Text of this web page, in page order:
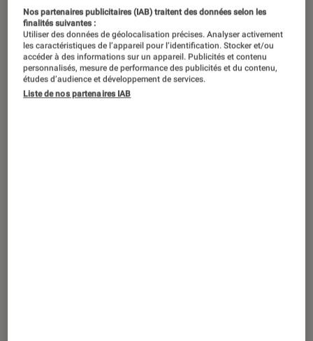
Doctor Strangeensorcelle le box-office
et réalise le meilleur démarrage de
l’année
Cinéma • 09 mai. 2022
Nos partenaires publicitaires (IAB) traitent des données selon les
finalités suivantes :
Utiliser des données de géolocalisation précises. Analyser activement
les caractéristiques de l’appareil pour l’identification. Stocker et/ou
accéder à des informations sur un appareil. Publicités et contenu
personnalisés, mesure de performance des publicités et du contenu,
études d’audience et développement de services.
Liste de nos partenaires IAB